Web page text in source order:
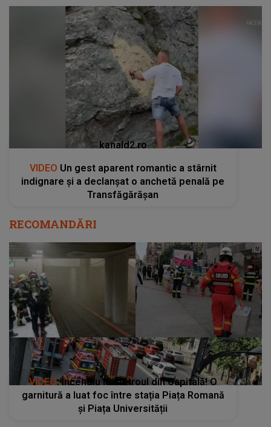
kanald2.ro
VIDEO Un gest aparent romantic a stârnit
indignare și a declanșat o anchetă penală pe
Transfăgărășan
RECOMANDĂRI
VIDEO: Incendiu la metroul din Capitală! O
garnitură a luat foc între stația Piața Romană
și Piața Universității